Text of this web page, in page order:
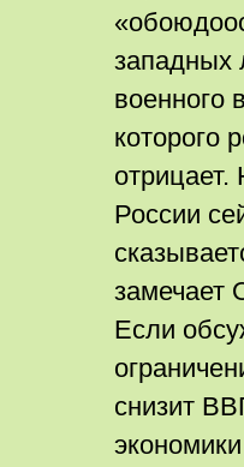
западных
военного
которого
России
замечает
Если
снизит